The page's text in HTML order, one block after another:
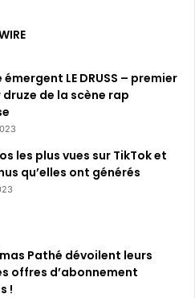
émergent LE DRUSS – premier
de la scène rap
les plus vues sur TikTok et
qu’elles ont générés
Pathé dévoilent leurs
offres d’abonnement
!